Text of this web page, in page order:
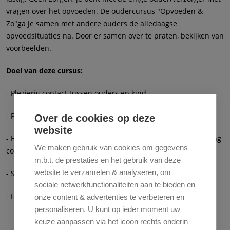
Over de cookies op deze
website
We maken gebruik van cookies om gegevens
m.b.t. de prestaties en het gebruik van deze
website te verzamelen & analyseren, om
sociale netwerkfunctionaliteiten aan te bieden en
onze content & advertenties te verbeteren en
personaliseren. U kunt op ieder moment uw
keuze aanpassen via het icoon rechts onderin
vragen over het opvoeden. De oudercursus "Opvoeden &
Zo"ga je samen met andere ouders de alledaagse
opvoedsituaties na. Door er samen over te praten, bekijken van
voorbeelden.
Doel van deze cursus:
- Plezierig contact tussen ouders en kind
- Positieve aandacht
- Hoe beloon je goed gedrag, en hoe kan he ongewenst gedrag
corrigeren
- Stress
- Huiswerk opdrachten
Aantal bijeenkomsten: 6
Locatie: GGD hoofdvestiging, Vurehout 2 in Zaandam